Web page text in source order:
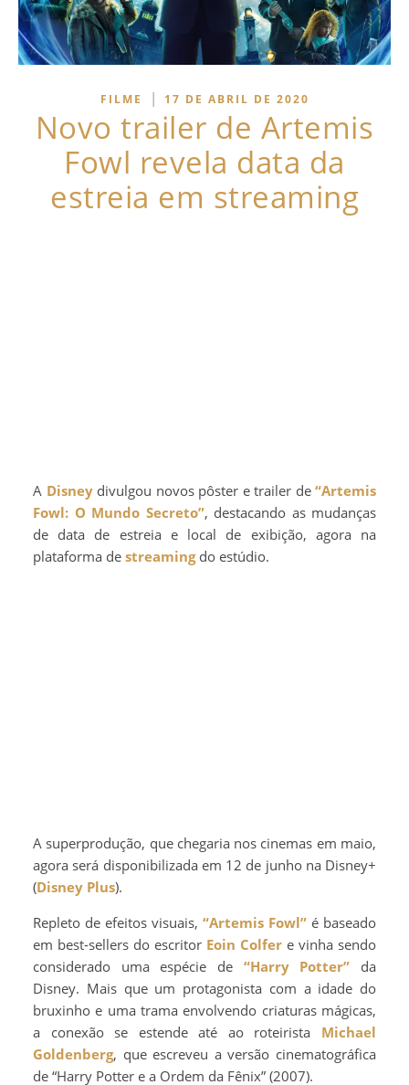
FILME | 17 DE ABRIL DE 2020
Novo trailer de Artemis
Fowl revela data da
estreia em streaming
Disneydivulgou novos pôster e trailer de “Artemis
Fowl: O Mundo Secreto”, destacando as mudanças
de data de estreia e local de exibição, agora na
plataforma de streamingdo estúdio.
A superprodução, que chegaria nos cinemas em maio,
agora será disponibilizada em 12 de junho na Disney+
(Disney Plus).
Repleto de efeitos visuais, “Artemis Fowl” é baseado
em best-sellers do escritor Eoin Colfer e vinha sendo
considerado uma espécie de “Harry Potter” da
Disney. Mais que um protagonista com a idade do
bruxinho e uma trama envolvendo criaturas mágicas,
a conexão se estende até ao roteirista Michael
Goldenberg, que escreveu a versão cinematográfica
de “Harry Potter e a Ordem da Fênix” (2007).